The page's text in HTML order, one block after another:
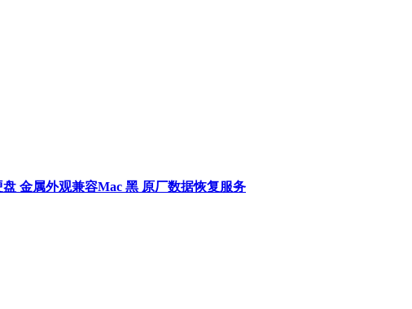
金属外观兼容Mac 黑 原厂数据恢复服务